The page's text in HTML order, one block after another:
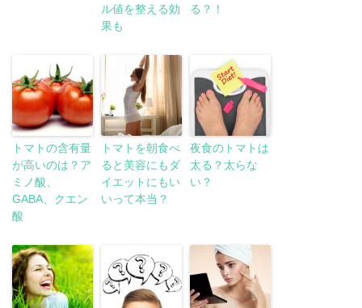
ル値を整える効
果も
る？！
トマトの含有量
が高いのは？ア
ミノ酸、
GABA、クエン
酸
トマトを朝食べ
ると美容にもダ
イエットにもい
いって本当？
夜食のトマトは
太る？太らな
い？